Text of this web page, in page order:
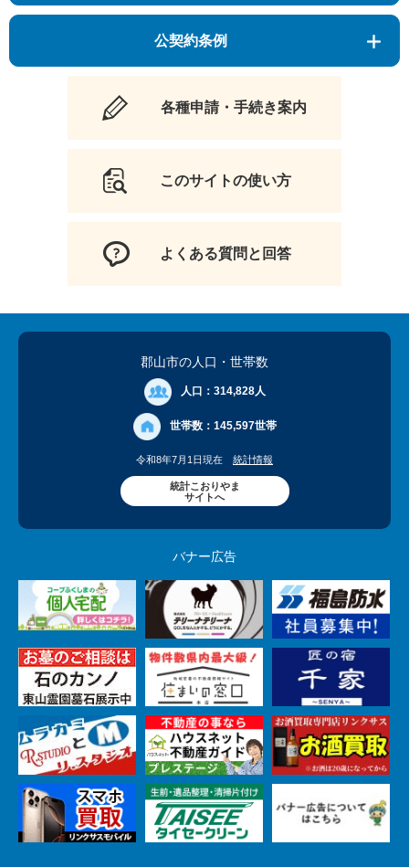
公契約条例
各種申請・手続き案内
このサイトの使い方
よくある質問と回答
郡山市の人口 ・世帯数
人口： 314,828人
世帯数： 145,597世帯
令和8年7月1日現在 統計情報
統計こおりやま
サイトへ
バナー広告